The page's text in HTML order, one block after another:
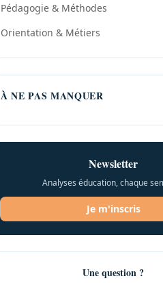
Pédagogie & Méthodes
Orientation & Métiers
À NE PAS MANQUER
Newsletter
Analyses éducation, chaque
Je m'inscris
Une question ?